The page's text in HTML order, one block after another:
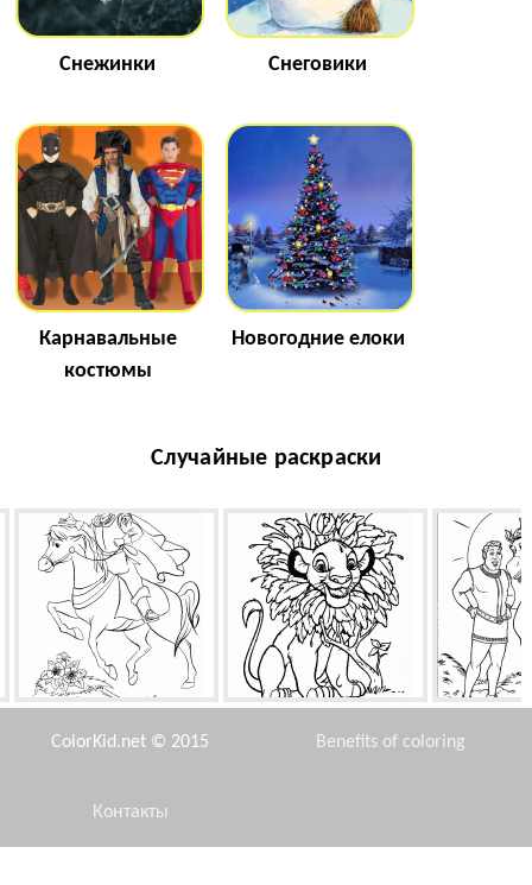
Снежинки Снеговики
Карнавальные
костюмы
Новогодние елоки
Случайные раскраски
Принц на коне Грива для львенка
ColorKid.net © 2015 Benefits of coloring
Контакты